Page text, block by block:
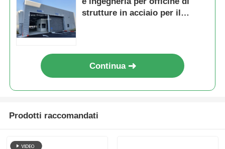
strutture in acciaio per il
Continua
Prodotti raccomandati